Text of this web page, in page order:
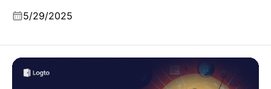
5/29/2025
電商繁榮背後：為什麼認證和身份管理至關重要